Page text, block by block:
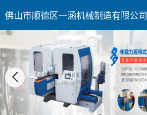
佛山市顺德区一涵机械制造有限公司